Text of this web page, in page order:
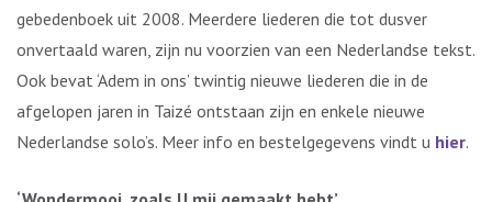
gebedenboek uit 2008. Meerdere liederen die tot dusver
onvertaald waren, zijn nu voorzien van een Nederlandse tekst.
Ook bevat ‘Adem in ons’ twintig nieuwe liederen die in de
afgelopen jaren in Taizé ontstaan zijn en enkele nieuwe
Nederlandse solo’s. Meer info en bestelgegevens vindt u hier.